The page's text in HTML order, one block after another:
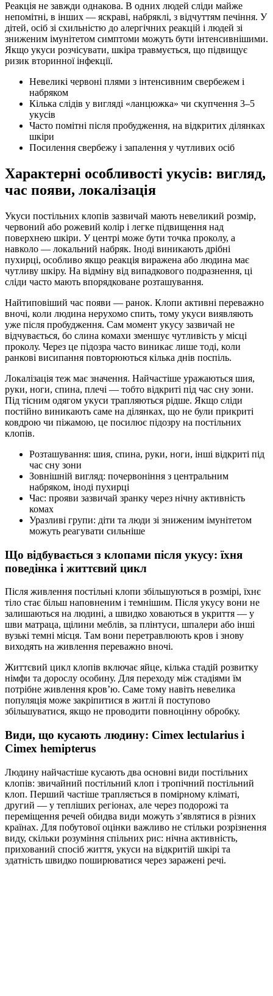
Реакція не завжди однакова. В одних людей сліди майже
непомітні, в інших — яскраві, набряклі, з відчуттям печіння. У
дітей, осіб зі схильністю до алергічних реакцій і людей зі
зниженим імунітетом симптоми можуть бути інтенсивнішими.
Якщо укуси розчісувати, шкіра травмується, що підвищує
ризик вторинної інфекції.
Невеликі червоні плями з інтенсивним свербежем і
набряком
Кілька слідів у вигляді «ланцюжка» чи скупчення 3–5
укусів
Часто помітні після пробудження, на відкритих ділянках
шкіри
Посилення свербежу і запалення у чутливих осіб
Характерні особливості укусів: вигляд,
час появи, локалізація
Укуси постільних клопів зазвичай мають невеликий розмір,
червоний або рожевий колір і легке підвищення над
поверхнею шкіри. У центрі може бути точка проколу, а
навколо — локальний набряк. Іноді виникають дрібні
пухирці, особливо якщо реакція виражена або людина має
чутливу шкіру. На відміну від випадкового подразнення, ці
сліди часто мають впорядковане розташування.
Найтиповіший час появи — ранок. Клопи активні переважно
вночі, коли людина нерухомо спить, тому укуси виявляють
уже після пробудження. Сам момент укусу зазвичай не
відчувається, бо слина комахи зменшує чутливість у місці
проколу. Через це підозра часто виникає лише тоді, коли
ранкові висипання повторюються кілька днів поспіль.
Локалізація теж має значення. Найчастіше уражаються шия,
руки, ноги, спина, плечі — тобто відкриті під час сну зони.
Під тісним одягом укуси трапляються рідше. Якщо сліди
постійно виникають саме на ділянках, що не були прикриті
ковдрою чи піжамою, це посилює підозру на постільних
клопів.
Розташування: шия, спина, руки, ноги, інші відкриті під
час сну зони
Зовнішній вигляд: почервоніння з центральним
набряком, іноді пухирці
Час: прояви зазвичай зранку через нічну активність
комах
Уразливі групи: діти та люди зі зниженим імунітетом
можуть реагувати сильніше
Що відбувається з клопами після укусу: їхня
поведінка і життєвий цикл
Після живлення постільні клопи збільшуються в розмірі, їхнє
тіло стає більш наповненим і темнішим. Після укусу вони не
залишаються на людині, а швидко ховаються в укриття — у
шви матраца, щілини меблів, за плінтуси, шпалери або інші
вузькі темні місця. Там вони перетравлюють кров і знову
виходять на живлення переважно вночі.
Життєвий цикл клопів включає яйце, кілька стадій розвитку
німфи та дорослу особину. Для переходу між стадіями їм
потрібне живлення кров’ю. Саме тому навіть невелика
популяція може закріпитися в житлі й поступово
збільшуватися, якщо не проводити повноцінну обробку.
Види, що кусають людину: Cimex lectularius і
Cimex hemipterus
Людину найчастіше кусають два основні види постільних
клопів: звичайний постільний клоп і тропічний постільний
клоп. Перший частіше трапляється в помірному кліматі,
другий — у тепліших регіонах, але через подорожі та
переміщення речей обидва види можуть з’являтися в різних
країнах. Для побутової оцінки важливо не стільки розрізнення
виду, скільки розуміння спільних рис: нічна активність,
прихований спосіб життя, укуси на відкритій шкірі та
здатність швидко поширюватися через заражені речі.